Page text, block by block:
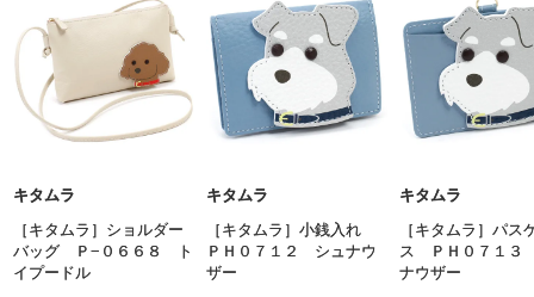
キタムラ
［キタムラ］ショルダー
バッグ Ｐ−０６６８ ト
イプードル
キタムラ
［キタムラ］小銭入れ
ＰＨ０７１２ シュナウ
ザー
キタムラ
［キタムラ］パス
ス ＰＨ０７１３
ナウザー